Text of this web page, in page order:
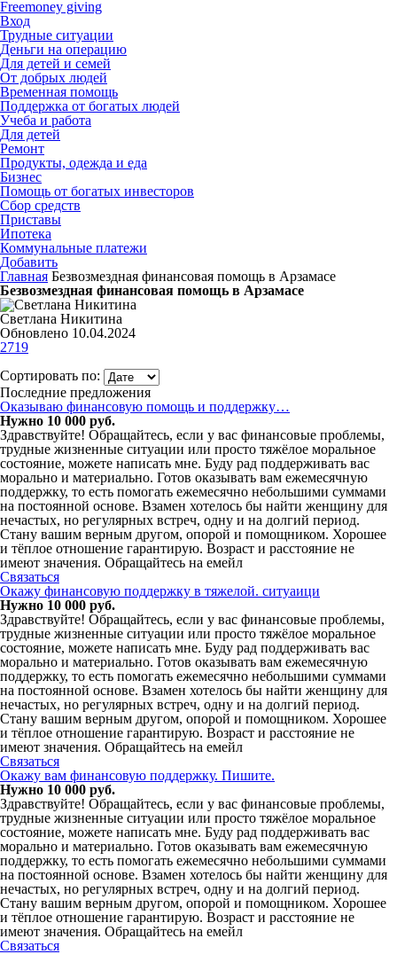
Freemoney giving
Вход
Трудные ситуации
Деньги на операцию
Для детей и семей
От добрых людей
Временная помощь
Поддержка от богатых людей
Учеба и работа
Для детей
Ремонт
Продукты, одежда и еда
Бизнес
Помощь от богатых инвесторов
Сбор средств
Приставы
Ипотека
Коммунальные платежи
Добавить
Главная Безвозмездная финансовая помощь в Арзамасе
Безвозмездная финансовая помощь в Арзамасе
Светлана Никитина
Обновлено 10.04.2024
2719
Сортировать по:
Последние предложения
Оказываю финансовую помощь и поддержку…
Нужно 10 000 руб.
Здравствуйте! Обращайтесь, если у вас финансовые проблемы,
трудные жизненные ситуации или просто тяжёлое моральное
состояние, можете написать мне. Буду рад поддерживать вас
морально и материально. Готов оказывать вам ежемесячную
поддержку, то есть помогать ежемесячно небольшими суммами
на постоянной основе. Взамен хотелось бы найти женщину для
нечастых, но регулярных встреч, одну и на долгий период.
Стану вашим верным другом, опорой и помощником. Хорошее
и тёплое отношение гарантирую. Возраст и расстояние не
имеют значения. Обращайтесь на емейл
Связаться
Окажу финансовую поддержку в тяжелой. ситуаици
Нужно 10 000 руб.
Здравствуйте! Обращайтесь, если у вас финансовые проблемы,
трудные жизненные ситуации или просто тяжёлое моральное
состояние, можете написать мне. Буду рад поддерживать вас
морально и материально. Готов оказывать вам ежемесячную
поддержку, то есть помогать ежемесячно небольшими суммами
на постоянной основе. Взамен хотелось бы найти женщину для
нечастых, но регулярных встреч, одну и на долгий период.
Стану вашим верным другом, опорой и помощником. Хорошее
и тёплое отношение гарантирую. Возраст и расстояние не
имеют значения. Обращайтесь на емейл
Связаться
Окажу вам финансовую поддержку. Пишите.
Нужно 10 000 руб.
Здравствуйте! Обращайтесь, если у вас финансовые проблемы,
трудные жизненные ситуации или просто тяжёлое моральное
состояние, можете написать мне. Буду рад поддерживать вас
морально и материально. Готов оказывать вам ежемесячную
поддержку, то есть помогать ежемесячно небольшими суммами
на постоянной основе. Взамен хотелось бы найти женщину для
нечастых, но регулярных встреч, одну и на долгий период.
Стану вашим верным другом, опорой и помощником. Хорошее
и тёплое отношение гарантирую. Возраст и расстояние не
имеют значения. Обращайтесь на емейл
Связаться